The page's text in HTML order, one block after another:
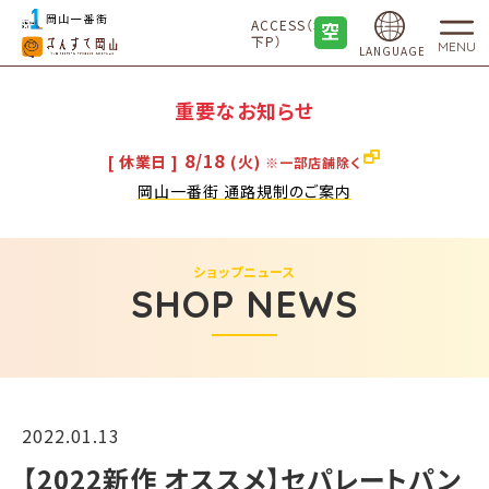
ACCESS（地
下P）
LANGUAGE MENU
重要なお知らせ
[ 休業日 ] 8/18 (火) ※一部店舗除く
岡山一番街 通路規制のご案内
SHOP NEWS
ショップニュース
2022.01.13
【2022新作 オススメ】セパレートパン